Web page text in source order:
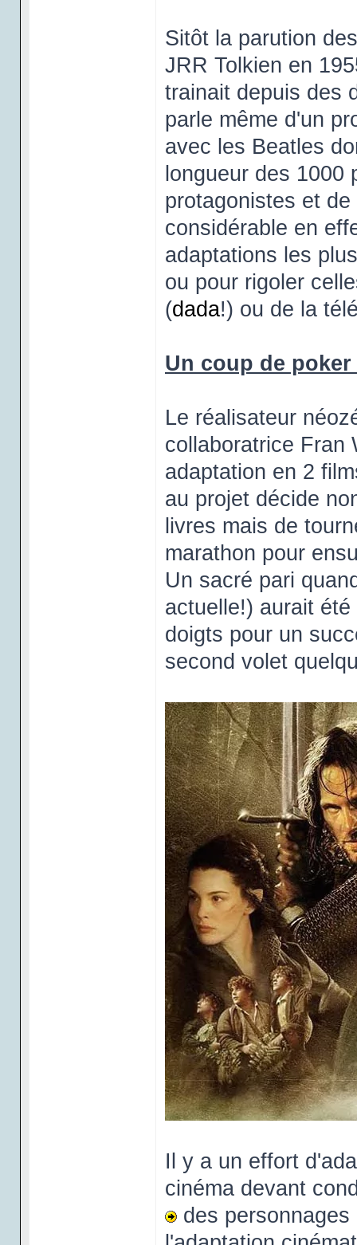
Sitôt la parution
JRR Tolkien en
trainait depuis des
parle même d'un
avec les Beatles
longueur des 1000
protagonistes et
considérable en
adaptations les
ou pour rigoler
(dada!) ou de la
Un coup de
Le réalisateur
collaboratrice Fran
adaptation en 2
au projet décide
livres mais de
marathon pour
Un sacré pari
actuelle!) aurait
doigts pour un
second volet
Il y a un effort
cinéma devant
des